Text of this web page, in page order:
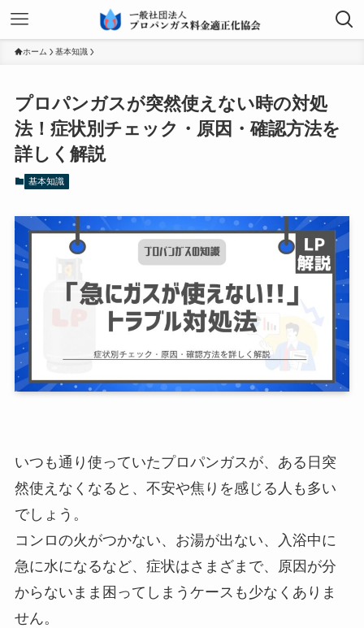
ホーム 基本知識
プロパンガスが突然使えない時の対処
法！症状別チェック・原因・確認方法を
詳しく解説
基本知識
いつも通り使っていたプロパンガスが、ある日突
然使えなくなると、不安や焦りを感じる人も多い
でしょう。
コンロの火がつかない、お湯が出ない、入浴中に
急に水になるなど、症状はさまざまで、原因が分
からないまま困ってしまうケースも少なくありま
せん。